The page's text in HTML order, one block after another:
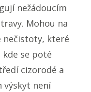
nežádoucím
Mohou na
nečistoty, které
se poté
cizorodé a
výskyt není